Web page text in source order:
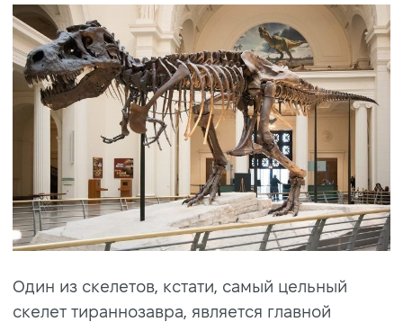
Один из скелетов, кстати, самый цельный
скелет тираннозавра, является главной